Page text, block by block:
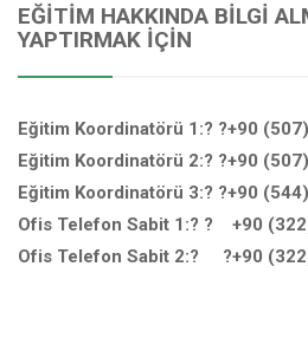
EĞITIM HAKKINDA BILGI
YAPTIRMAK İÇIN
Eğitim Koordinatörü 1:? ?+90
Eğitim Koordinatörü 2:? ?+90
Eğitim Koordinatörü 3:? ?+90
Ofis Telefon Sabit 1:? ? +90
Ofis Telefon Sabit 2:? ?+90